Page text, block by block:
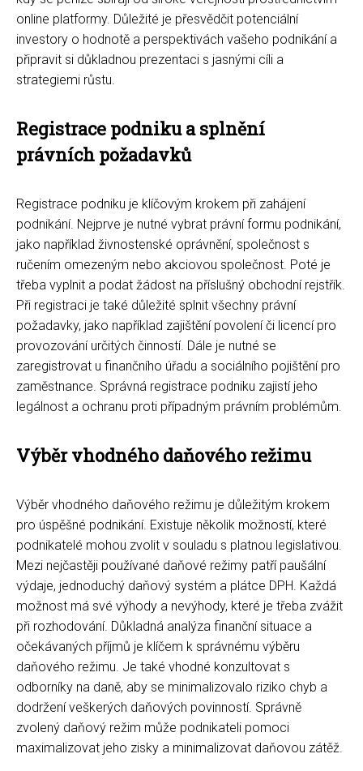
online platformy. Důležité je přesvědčit potenciální
investory o hodnotě a perspektivách vašeho podnikání a
připravit si důkladnou prezentaci s jasnými cíli a
strategiemi růstu.
Registrace podniku a splnění
právních požadavků
Registrace podniku je klíčovým krokem při zahájení
podnikání. Nejprve je nutné vybrat právní formu podnikání,
jako například živnostenské oprávnění, společnost s
ručením omezeným nebo akciovou společnost. Poté je
třeba vyplnit a podat žádost na příslušný obchodní rejstřík.
Při registraci je také důležité splnit všechny právní
požadavky, jako například zajištění povolení či licencí pro
provozování určitých činností. Dále je nutné se
zaregistrovat u finančního úřadu a sociálního pojištění pro
zaměstnance. Správná registrace podniku zajistí jeho
legálnost a ochranu proti případným právním problémům.
Výběr vhodného daňového režimu
Výběr vhodného daňového režimu je důležitým krokem
pro úspěšné podnikání. Existuje několik možností, které
podnikatelé mohou zvolit v souladu s platnou legislativou.
Mezi nejčastěji používané daňové režimy patří paušální
výdaje, jednoduchý daňový systém a plátce DPH. Každá
možnost má své výhody a nevýhody, které je třeba zvážit
při rozhodování. Důkladná analýza finanční situace a
očekávaných příjmů je klíčem k správnému výběru
daňového režimu. Je také vhodné konzultovat s
odborníky na daně, aby se minimalizovalo riziko chyb a
dodržení veškerých daňových povinností. Správně
zvolený daňový režim může podnikateli pomoci
maximalizovat jeho zisky a minimalizovat daňovou zátěž.